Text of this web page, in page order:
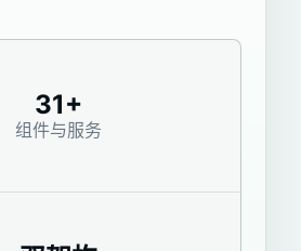
31+
组件与服务